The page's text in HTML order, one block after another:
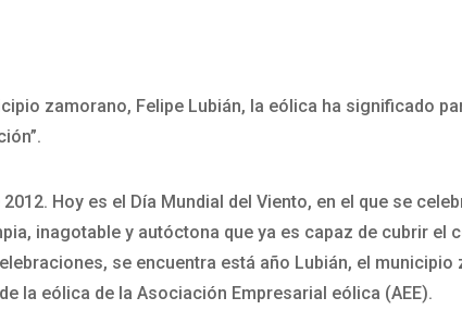
zamorano, Felipe Lubián, la eólica ha significado
Hoy es el Día Mundial del Viento, en el que se
inagotable y autóctona que ya es capaz de cubrir
se encuentra está año Lubián, el
la eólica de la Asociación Empresarial eólica (AEE).